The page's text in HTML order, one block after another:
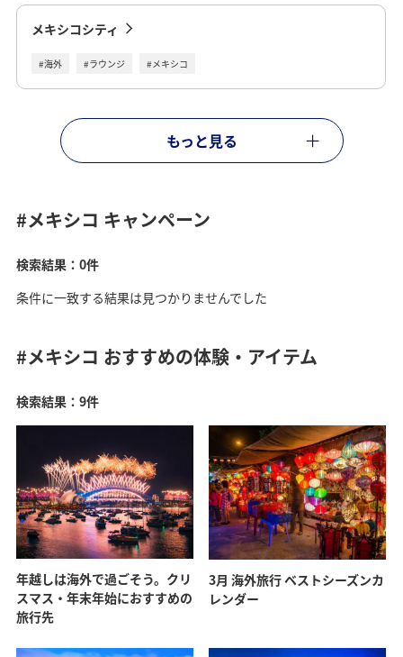
メキシコシティ
#海外 #ラウンジ #メキシコ
もっと見る
#メキシコ キャンペーン
検索結果：0件
条件に一致する結果は見つかりませんでした
#メキシコ おすすめの体験・アイテム
検索結果：9件
年越しは海外で過ごそう。クリ
スマス・年末年始におすすめの
旅行先
3月 海外旅行 ベストシーズンカ
レンダー